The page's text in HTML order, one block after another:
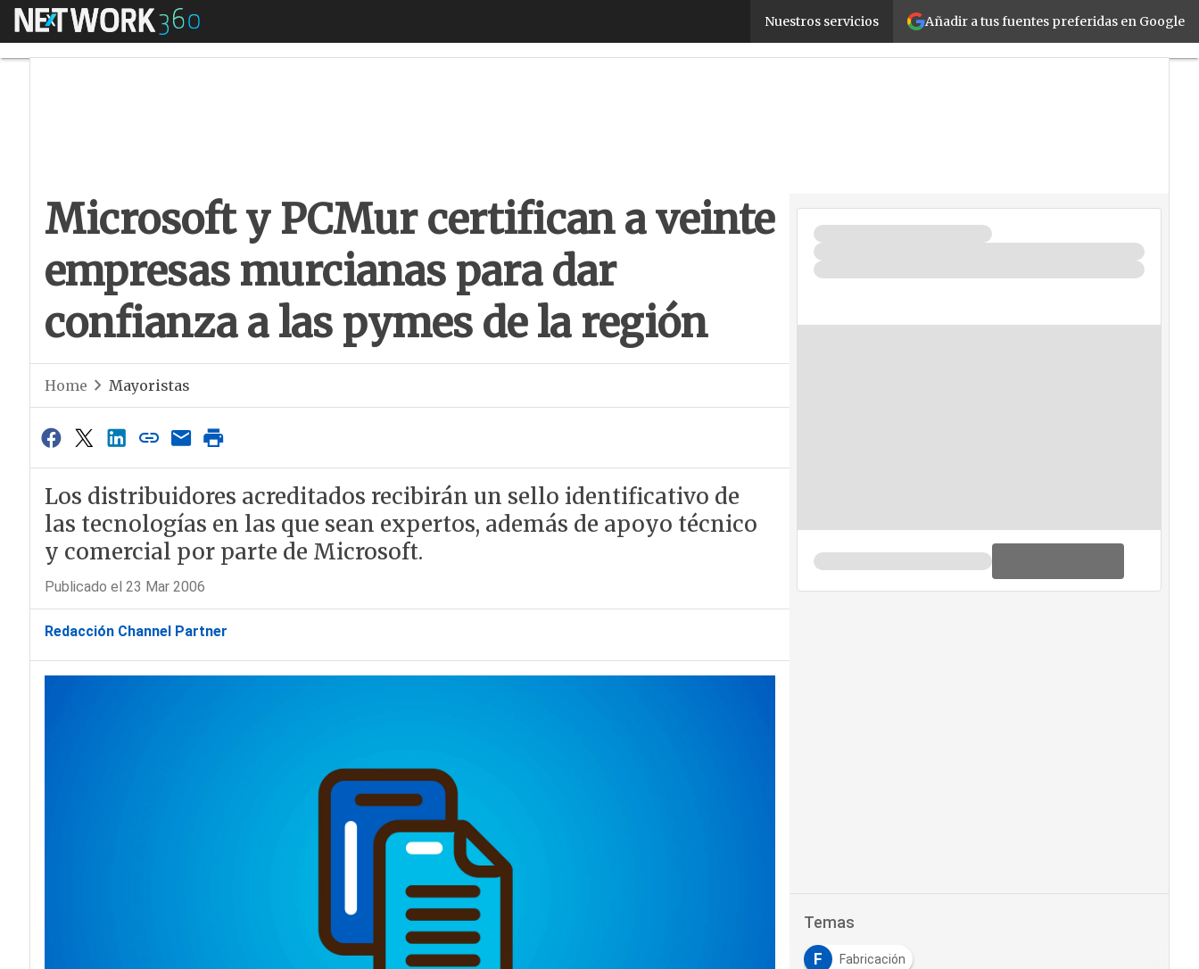
Añadir a tus fuentes preferidas en Google
Nuestros servicios
Menú Microsoft y PCMur certifican a veinte empresas murcianas para dar confianza a las pymes de la regiónFabricantes
Mayoristas
TicPymes
Guía
ISV
Microsoft y PCMur certifican a veinte
empresas murcianas para dar
confianza a las pymes de la región
Home Mayoristas
Los distribuidores acreditados recibirán un sello identificativo de
las tecnologías en las que sean expertos, además de apoyo técnico
y comercial por parte de Microsoft.
Publicado el 23 Mar 2006
Redacción Channel Partner
Temas
F Fabricación